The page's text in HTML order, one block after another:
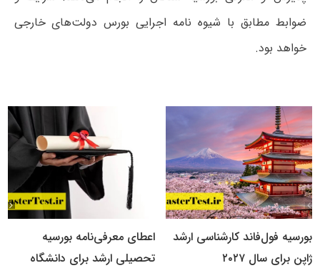
ضوابط مطابق با شیوه نامه اجرایی بورس دولت‌های خارجی
خواهد بود.
بورسیه فول‌فاند کارشناسی ارشد
ژاپن برای سال ۲۰۲۷
اعطای معرفی‌نامه بورسیه
تحصیلی ارشد برای دانشگاه